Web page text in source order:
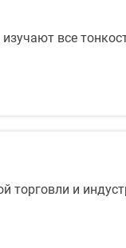
все
торговли и